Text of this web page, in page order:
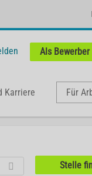
Als
Karriere Für